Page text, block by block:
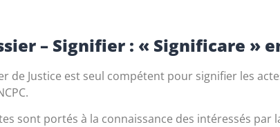
– Signifier : « Significare »
de Justice est seul compétent pour signifier les
sont portés à la connaissance des intéressés